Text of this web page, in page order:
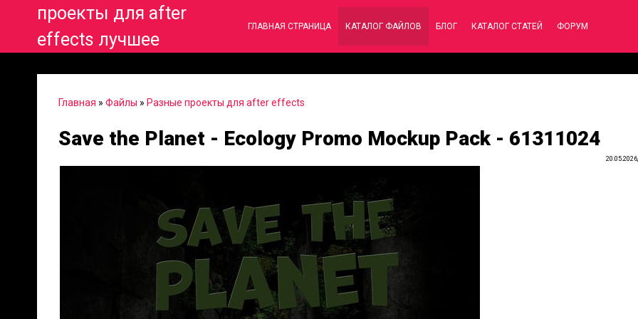
проекты для after
effects лучшее
ГЛАВНАЯ СТРАНИЦА КАТАЛОГ ФАЙЛОВ БЛОГ КАТАЛОГ СТАТЕЙ ФОРУМ
Главная » Файлы » Разные проекты для after effects
Save the Planet - Ecology Promo Mockup Pack - 61311024